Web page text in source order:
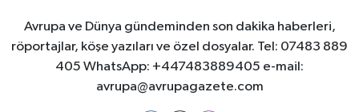
Avrupa ve Dünya gündeminden son dakika haberleri,
röportajlar, köşe yazıları ve özel dosyalar. Tel: 07483 889
405 WhatsApp: +447483889405 e-mail:
avrupa@avrupagazete.com